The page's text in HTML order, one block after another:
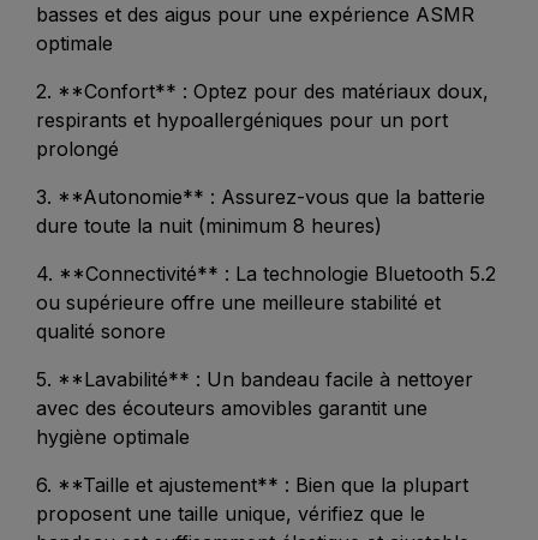
basses et des aigus pour une expérience ASMR
optimale
2. **Confort** : Optez pour des matériaux doux,
respirants et hypoallergéniques pour un port
prolongé
3. **Autonomie** : Assurez-vous que la batterie
dure toute la nuit (minimum 8 heures)
4. **Connectivité** : La technologie Bluetooth 5.2
ou supérieure offre une meilleure stabilité et
qualité sonore
5. **Lavabilité** : Un bandeau facile à nettoyer
avec des écouteurs amovibles garantit une
hygiène optimale
6. **Taille et ajustement** : Bien que la plupart
proposent une taille unique, vérifiez que le